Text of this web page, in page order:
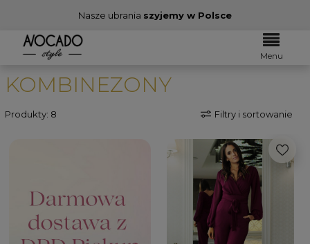
Nasze ubrania szyjemy w Polsce
Menu
KOMBINEZONY
Produkty: 8 Filtry i sortowanie